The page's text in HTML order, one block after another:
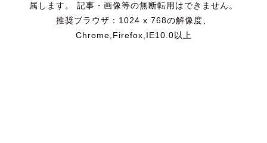
属します。 記事・画像等の無断転用はできません。
推奨ブラウザ：1024 x 768の解像度、
Chrome,Firefox,IE10.0以上